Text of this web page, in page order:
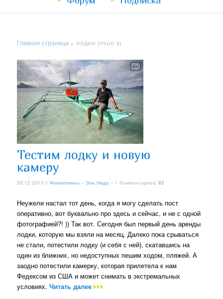
Главная страница » ЛОДКИ (PAGE 8)
Тестим лодку и новую
камеру
28.12.2010 //Филиппины »Эль Нидо » // Комментариев:82
Неужели настал тот день, когда я могу сделать пост
оперативно, вот буквально про здесь и сейчас, и не с одной
фотографией?! )) Так вот. Сегодня был первый день аренды
лодки, которую мы взяли на месяц. Далеко пока срываться
не стали, потестили лодку (и себя с ней), скатавшись на
один из ближних, но недоступных пешим ходом, пляжей. А
заодно потестили камерку, которая прилетела к нам
Федексом из США и может снимать в экстремальных
условиях.Читать далее